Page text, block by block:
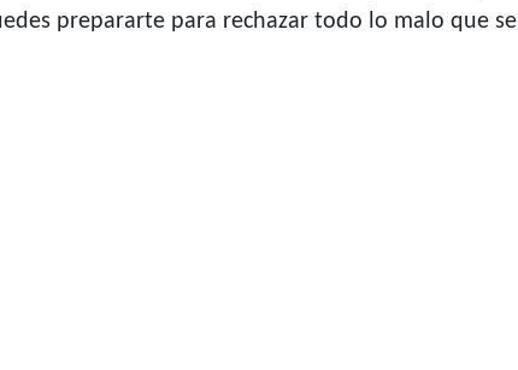
prepararte para rechazar todo lo malo que